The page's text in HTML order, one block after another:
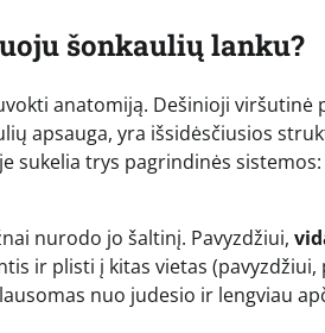
šonkaulių lanku?
anatomiją. Dešinioji viršutinė
apsauga, yra išsidėsčiusios
sukelia trys pagrindinės
nurodo jo šaltinį. Pavyzdžiui,
ir plisti į kitas vietas
nuo judesio ir lengviau